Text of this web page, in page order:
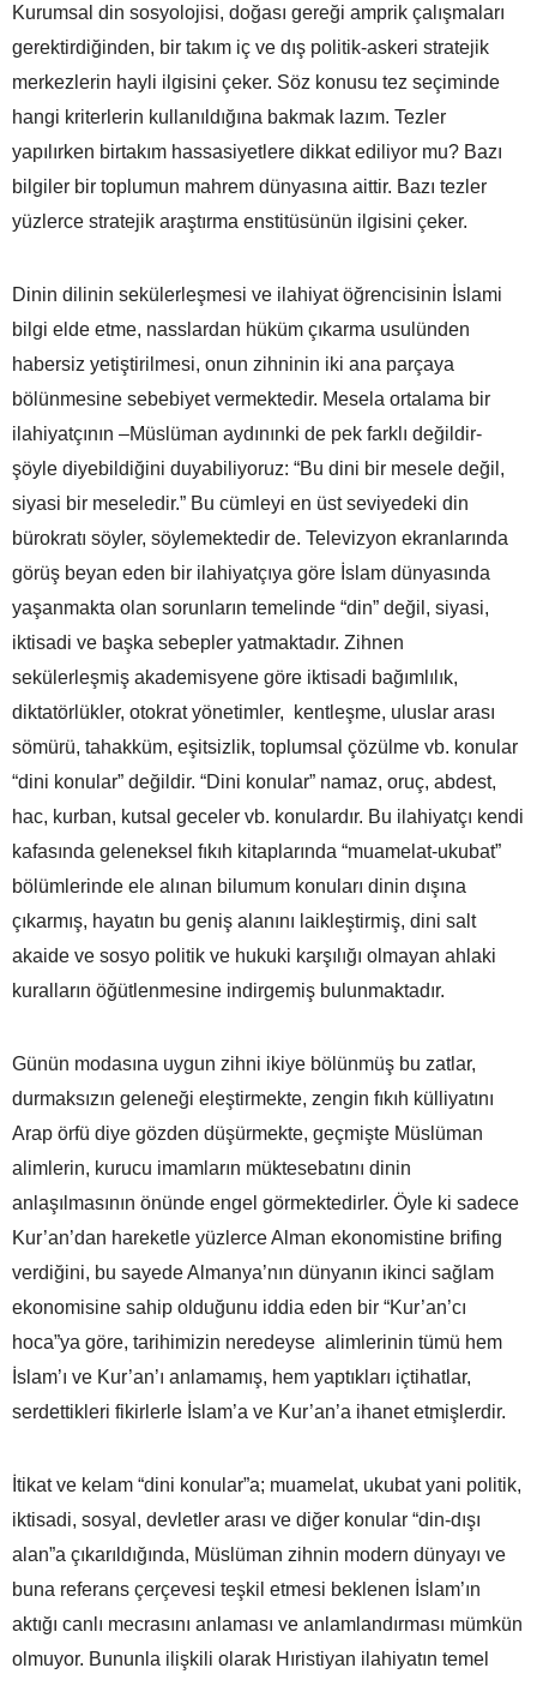
Kurumsal din sosyolojisi, doğası gereği amprik çalışmaları
gerektirdiğinden, bir takım iç ve dış politik-askeri stratejik
merkezlerin hayli ilgisini çeker. Söz konusu tez seçiminde
hangi kriterlerin kullanıldığına bakmak lazım. Tezler
yapılırken birtakım hassasiyetlere dikkat ediliyor mu? Bazı
bilgiler bir toplumun mahrem dünyasına aittir. Bazı tezler
yüzlerce stratejik araştırma enstitüsünün ilgisini çeker.
Dinin dilinin sekülerleşmesi ve ilahiyat öğrencisinin İslami
bilgi elde etme, nasslardan hüküm çıkarma usulünden
habersiz yetiştirilmesi, onun zihninin iki ana parçaya
bölünmesine sebebiyet vermektedir. Mesela ortalama bir
ilahiyatçının –Müslüman aydınınki de pek farklı değildir-
şöyle diyebildiğini duyabiliyoruz: “Bu dini bir mesele değil,
siyasi bir meseledir.” Bu cümleyi en üst seviyedeki din
bürokratı söyler, söylemektedir de. Televizyon ekranlarında
görüş beyan eden bir ilahiyatçıya göre İslam dünyasında
yaşanmakta olan sorunların temelinde “din” değil, siyasi,
iktisadi ve başka sebepler yatmaktadır. Zihnen
sekülerleşmiş akademisyene göre iktisadi bağımlılık,
diktatörlükler, otokrat yönetimler, kentleşme, uluslar arası
sömürü, tahakküm, eşitsizlik, toplumsal çözülme vb. konular
“dini konular” değildir. “Dini konular” namaz, oruç, abdest,
hac, kurban, kutsal geceler vb. konulardır. Bu ilahiyatçı kendi
kafasında geleneksel fıkıh kitaplarında “muamelat-ukubat”
bölümlerinde ele alınan bilumum konuları dinin dışına
çıkarmış, hayatın bu geniş alanını laikleştirmiş, dini salt
akaide ve sosyo politik ve hukuki karşılığı olmayan ahlaki
kuralların öğütlenmesine indirgemiş bulunmaktadır.
Günün modasına uygun zihni ikiye bölünmüş bu zatlar,
durmaksızın geleneği eleştirmekte, zengin fıkıh külliyatını
Arap örfü diye gözden düşürmekte, geçmişte Müslüman
alimlerin, kurucu imamların müktesebatını dinin
anlaşılmasının önünde engel görmektedirler. Öyle ki sadece
Kur’an’dan hareketle yüzlerce Alman ekonomistine brifing
verdiğini, bu sayede Almanya’nın dünyanın ikinci sağlam
ekonomisine sahip olduğunu iddia eden bir “Kur’an’cı
hoca”ya göre, tarihimizin neredeyse alimlerinin tümü hem
İslam’ı ve Kur’an’ı anlamamış, hem yaptıkları içtihatlar,
serdettikleri fikirlerle İslam’a ve Kur’an’a ihanet etmişlerdir.
İtikat ve kelam “dini konular”a; muamelat, ukubat yani politik,
iktisadi, sosyal, devletler arası ve diğer konular “din-dışı
alan”a çıkarıldığında, Müslüman zihnin modern dünyayı ve
buna referans çerçevesi teşkil etmesi beklenen İslam’ın
aktığı canlı mecrasını anlaması ve anlamlandırması mümkün
olmuyor. Bununla ilişkili olarak Hıristiyan ilahiyatın temel